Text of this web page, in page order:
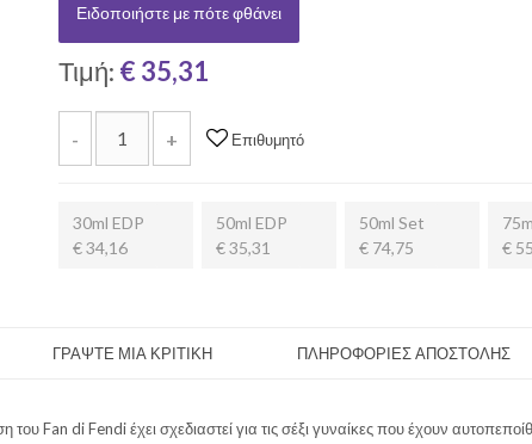
Ειδοποιήστε με πότε φθάνει
Τιμή: € 35,31
- + Επιθυμητό
30ml EDP
€ 34,16
50ml EDP
€ 35,31
50ml Set
€ 74,75
€
ΓΡΑΨΤΕ ΜΙΑ ΚΡΙΤΙΚΗ ΠΛΗΡΟΦΟΡΙΕΣ ΑΠΟΣΤΟΛΗΣ
Fan di Fendi έχει σχεδιαστεί για τις σέξι γυναίκες που έχουν